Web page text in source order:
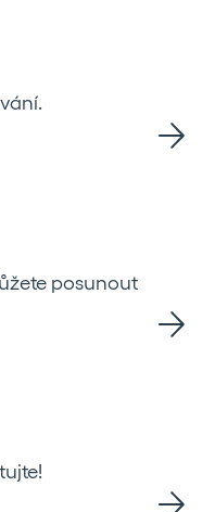
posunout